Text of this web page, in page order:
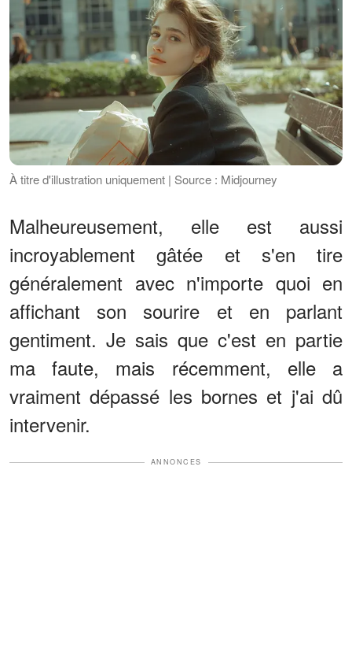
À titre d'illustration uniquement | Source : Midjourney
Malheureusement, elle est aussi
incroyablement gâtée et s'en tire
généralement avec n'importe quoi en
affichant son sourire et en parlant
gentiment. Je sais que c'est en partie
ma faute, mais récemment, elle a
vraiment dépassé les bornes et j'ai dû
intervenir.
ANNONCES